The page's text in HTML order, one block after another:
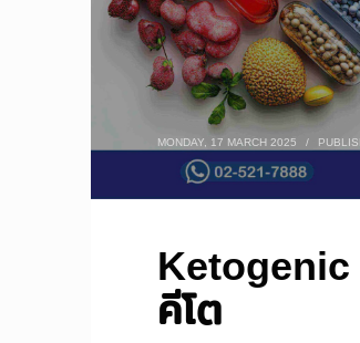
MONDAY, 17 MARCH 2025 /
Ketogenic
คีโต